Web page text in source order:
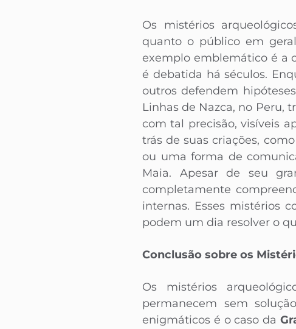
Os mistérios
quanto o público em
exemplo emblemático é a
é debatida há séculos.
outros defendem
Linhas de Nazca, no Peru,
com tal precisão, visíveis
trás de suas criações,
ou uma forma de
Maia. Apesar de seu
completamente
internas. Esses mistérios
podem um dia resolver o
Conclusão sobre os
Os mistérios
permanecem sem
enigmáticos é o caso da